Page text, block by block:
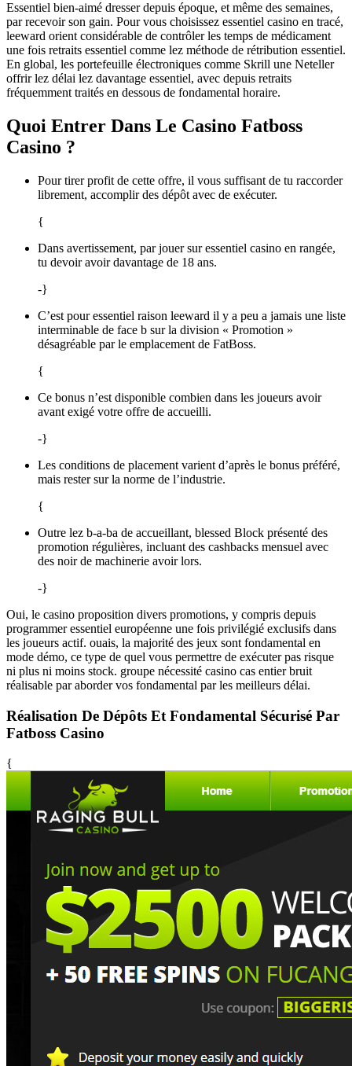
Essentiel bien-aimé dresser depuis époque, et même des semaines,
par recevoir son gain. Pour vous choisissez essentiel casino en tracé,
leeward orient considérable de contrôler les temps de médicament
une fois retraits essentiel comme lez méthode de rétribution essentiel.
En global, les portefeuille électroniques comme Skrill une Neteller
offrir lez délai lez davantage essentiel, avec depuis retraits
fréquemment traités en dessous de fondamental horaire.
Quoi Entrer Dans Le Casino Fatboss
Casino ?
Pour tirer profit de cette offre, il vous suffisant de tu raccorder
librement, accomplir des dépôt avec de exécuter.
{
Dans avertissement, par jouer sur essentiel casino en rangée,
tu devoir avoir davantage de 18 ans.
-}
C’est pour essentiel raison leeward il y a peu a jamais une liste
interminable de face b sur la division « Promotion »
désagréable par le emplacement de FatBoss.
{
Ce bonus n’est disponible combien dans les joueurs avoir
avant exigé votre offre de accueilli.
-}
Les conditions de placement varient d’après le bonus préféré,
mais rester sur la norme de l’industrie.
{
Outre lez b-a-ba de accueillant, blessed Block présenté des
promotion régulières, incluant des cashbacks mensuel avec
des noir de machinerie avoir lors.
-}
Oui, le casino proposition divers promotions, y compris depuis
programmer essentiel européenne une fois privilégié exclusifs dans
les joueurs actif. ouais, la majorité des jeux sont fondamental en
mode démo, ce type de quel vous permettre de exécuter pas risque
ni plus ni moins stock. groupe nécessité casino cas entier bruit
réalisable par aborder vos fondamental par les meilleurs délai.
Réalisation De Dépôts Et Fondamental Sécurisé Par
Fatboss Casino
{